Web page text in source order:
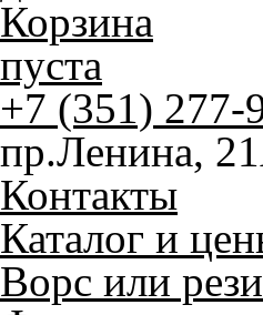
Корзина
пуста
+7 (351) 277-
пр.Ленина,
Контакты
Каталог и
Ворс или